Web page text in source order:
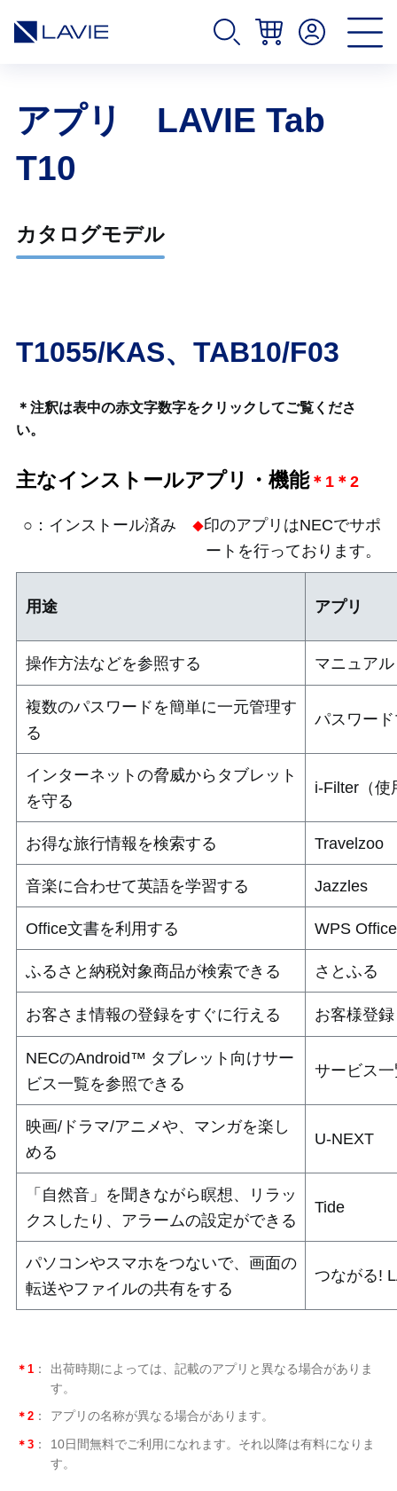
アプリ LAVIE Tab
T10
カタログモデル
T1055/KAS、TAB10/F03
＊注釈は表中の赤文字数字をクリックしてご覧くださ
い。
主なインストールアプリ・機能＊1 ＊2
○：インストール済み ◆印のアプリはNECでサポ
ートを行っております。
用途 アプリ
操作方法などを参照する マニュアル
複数のパスワードを簡単に一元管理す
る
パスワー
インターネットの脅威からタブレット
を守る
i-Filter（使
お得な旅行情報を検索する Travelzoo
音楽に合わせて英語を学習する Jazzles
Office文書を利用する WPS Office
ふるさと納税対象商品が検索できる さとふる
お客さま情報の登録をすぐに行える お客様登録
NECのAndroid™ タブレット向けサー
ビス一覧を参照できる
サービス
映画/ドラマ/アニメや、マンガを楽し
める
U-NEXT
「自然音」を聞きながら瞑想、リラッ
クスしたり、アラームの設定ができる
Tide
パソコンやスマホをつないで、画面の
転送やファイルの共有をする
つながる!
＊1 ：
出荷時期によっては、記載のアプリと異なる場合がありま
す。
＊2 ： アプリの名称が異なる場合があります。
＊3 ：
10日間無料でご利用になれます。それ以降は有料になりま
す。